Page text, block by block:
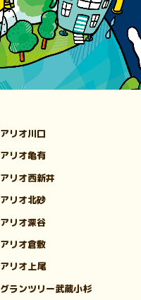
アリオ川口
アリオ亀有
アリオ西新井
アリオ北砂
アリオ深谷
アリオ倉敷
アリオ上尾
グランツリー武蔵小杉